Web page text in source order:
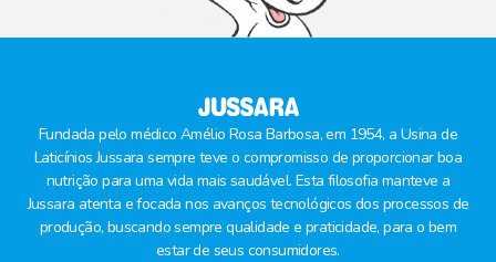
Fundada pelo médico Amélio Rosa Barbosa, em 1954, a Usina de
Laticínios Jussara sempre teve o compromisso de proporcionar boa
nutrição para uma vida mais saudável. Esta filosofia manteve a
Jussara atenta e focada nos avanços tecnológicos dos processos de
produção, buscando sempre qualidade e praticidade, para o bem
estar de seus consumidores.